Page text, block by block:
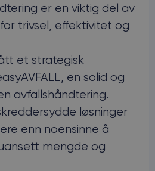
er en viktig del av
trivsel, effektivitet og
et strategisk
en solid og
avfallshåndtering.
løsninger
enn noensinne å
mengde og